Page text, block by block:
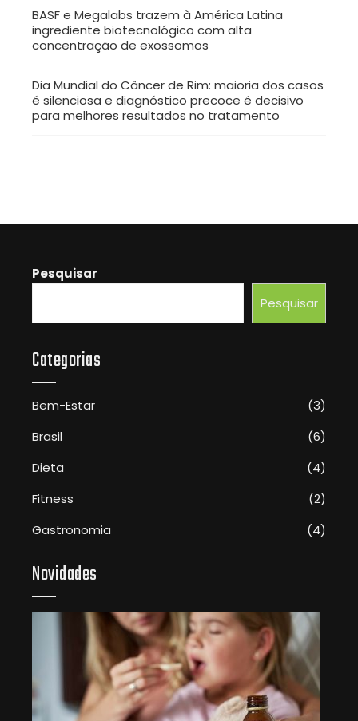
BASF e Megalabs trazem à América Latina
ingrediente biotecnológico com alta
concentração de exossomos
Dia Mundial do Câncer de Rim: maioria dos casos
é silenciosa e diagnóstico precoce é decisivo
para melhores resultados no tratamento
Pesquisar
Pesquisar
Categorias
Bem-Estar
(3)
Brasil
(6)
Dieta
(4)
Fitness
(2)
Gastronomia
(4)
Novidades